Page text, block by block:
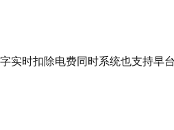
实时扣除电费同时系统也支持早